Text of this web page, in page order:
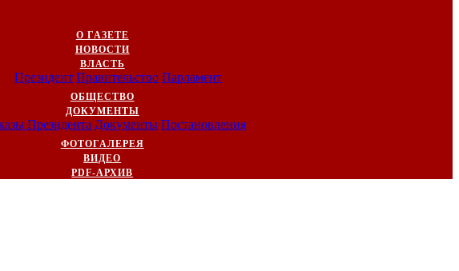
О ГАЗЕТЕ
НОВОСТИ
ВЛАСТЬ
Президент Правительство Парламент
ОБЩЕСТВО
ДОКУМЕНТЫ
Президента Документы Постановления
ФОТОГАЛЕРЕЯ
ВИДЕО
PDF-АРХИВ